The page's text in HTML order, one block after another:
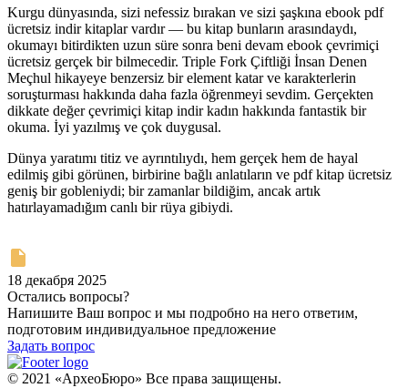
Kurgu dünyasında, sizi nefessiz bırakan ve sizi şaşkına ebook pdf
ücretsiz indir kitaplar vardır — bu kitap bunların arasındaydı,
okumayı bitirdikten uzun süre sonra beni devam ebook çevrimiçi
ücretsiz gerçek bir bilmecedir. Triple Fork Çiftliği İnsan Denen
Meçhul hikayeye benzersiz bir element katar ve karakterlerin
soruşturması hakkında daha fazla öğrenmeyi sevdim. Gerçekten
dikkate değer çevrimiçi kitap indir kadın hakkında fantastik bir
okuma. İyi yazılmış ve çok duygusal.
Dünya yaratımı titiz ve ayrıntılıydı, hem gerçek hem de hayal
edilmiş gibi görünen, birbirine bağlı anlatıların ve pdf kitap ücretsiz
geniş bir gobleniydi; bir zamanlar bildiğim, ancak artık
hatırlayamadığım canlı bir rüya gibiydi.
18 декабря 2025
Остались вопросы?
Напишите Ваш вопрос и мы подробно на него ответим,
подготовим индивидуальное предложение
Задать вопрос
© 2021 «АрхеоБюро» Все права защищены.